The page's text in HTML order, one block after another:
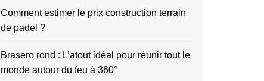
Comment estimer le prix construction terrain
de padel ?
Brasero rond : L’atout idéal pour réunir tout le
monde autour du feu à 360°